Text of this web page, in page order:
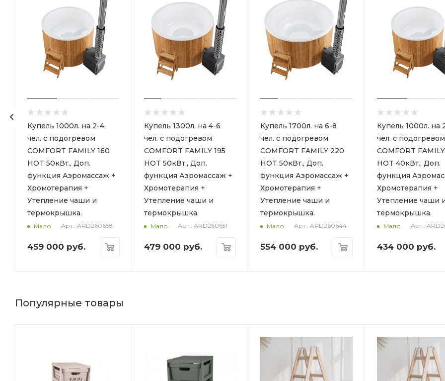
Купель 1000л. на 2-4
чел. с подогревом
COMFORT FAMILY 160
HOT 50кВт., Доп.
функция Аэромассаж +
Хромотерапия +
Утепление чаши и
термокрышка.
Мало Арт.: ARD260658
459 000 руб.
Купель 1300л. на 4-6
чел. с подогревом
COMFORT FAMILY 195
HOT 50кВт., Доп.
функция Аэромассаж +
Хромотерапия +
Утепление чаши и
термокрышка.
Мало Арт.: ARD260651
479 000 руб.
Купель 1700л. на 6-8
чел. с подогревом
COMFORT FAMILY 220
HOT 50кВт., Доп.
функция Аэромассаж +
Хромотерапия +
Утепление чаши и
термокрышка.
Мало Арт.: ARD260644
554 000 руб.
Купель 1000л. на
чел. с подогревом
COMFORT
HOT 40кВт., Доп.
функция
Хромотерапия +
Утепление чаши
термокрышка.
Мало Арт.:
434 000 руб.
Популярные товары